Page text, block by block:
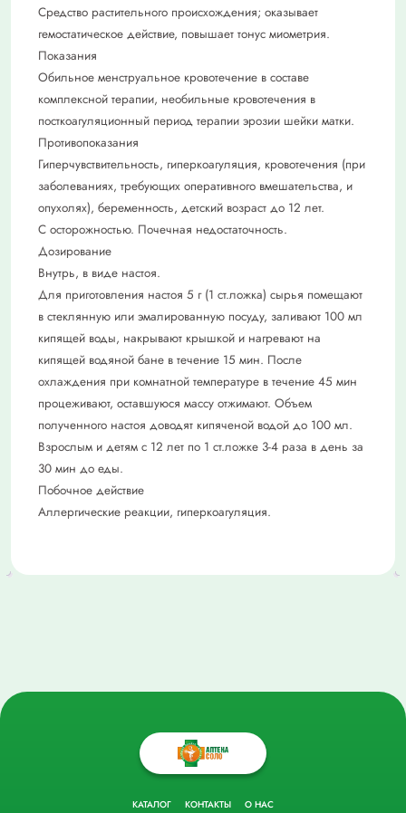
Средство растительного происхождения; оказывает
гемостатическое действие, повышает тонус миометрия.
Показания
Обильное менструальное кровотечение в составе
комплексной терапии, необильные кровотечения в
посткоагуляционный период терапии эрозии шейки матки.
Противопоказания
Гиперчувствительность, гиперкоагуляция, кровотечения (при
заболеваниях, требующих оперативного вмешательства, и
опухолях), беременность, детский возраст до 12 лет.
С осторожностью. Почечная недостаточность.
Дозирование
Внутрь, в виде настоя.
Для приготовления настоя 5 г (1 ст.ложка) сырья помещают
в стеклянную или эмалированную посуду, заливают 100 мл
кипящей воды, накрывают крышкой и нагревают на
кипящей водяной бане в течение 15 мин. После
охлаждения при комнатной температуре в течение 45 мин
процеживают, оставшуюся массу отжимают. Объем
полученного настоя доводят кипяченой водой до 100 мл.
Взрослым и детям с 12 лет по 1 ст.ложке 3-4 раза в день за
30 мин до еды.
Побочное действие
Аллергические реакции, гиперкоагуляция.
КАТАЛОГ КОНТАКТЫ О НАС